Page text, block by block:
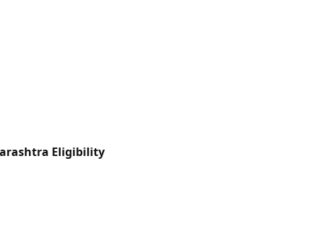
Eligibility